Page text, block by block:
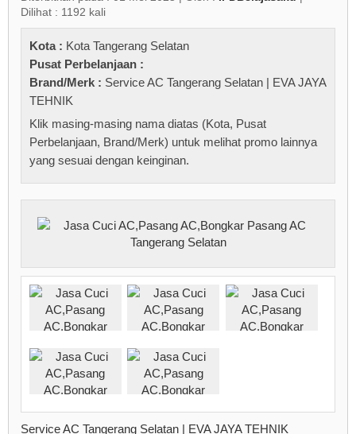
Dilihat : 1192 kali
Kota : Kota Tangerang Selatan
Pusat Perbelanjaan :
Brand/Merk : Service AC Tangerang Selatan | EVA JAYA
TEHNIK
Klik masing-masing nama diatas (Kota, Pusat
Perbelanjaan, Brand/Merk) untuk melihat promo lainnya
yang sesuai dengan keinginan.
Service AC Tangerang Selatan | EVA JAYA TEHNIK